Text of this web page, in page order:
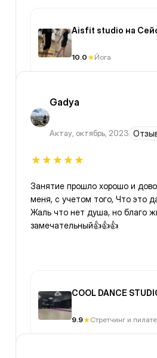
Aisfit studio
10.0 Йога
Gadya
Актау, октябрь, 2023
Занятие прошло хорошо и
меня, с учетом того, Что это
Жаль что нет душа, но благо
замечательный👍👍👍
COOL DANCE
9.9 Стретчинг и